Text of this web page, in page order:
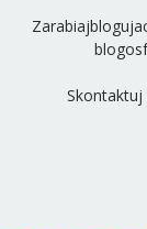
Skontaktuj